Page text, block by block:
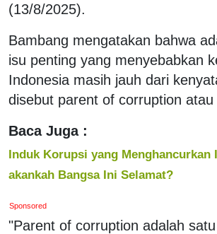
(13/8/2025).
Bambang mengatakan bahwa
isu penting yang menyebabkan
Indonesia masih jauh dari
disebut parent of corruption atau
Baca Juga :
Induk Korupsi yang Menghancurkan
akankah Bangsa Ini Selamat?
Sponsored
"Parent of corruption adalah